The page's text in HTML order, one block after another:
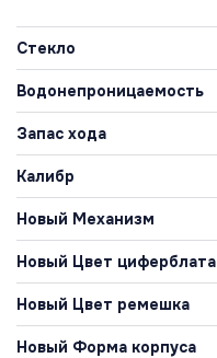
Стекло
Водонепроницаемость
Запас хода
Калибр
Новый Механизм
Новый Цвет циферблата
Новый Цвет ремешка
Новый Форма корпуса